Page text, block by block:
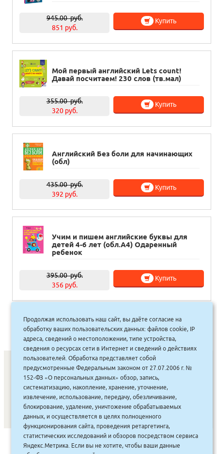
945.00руб.
851 руб.
Купить
Мой первый английский Lets count!
Давай посчитаем! 230 слов (тв.мал)
355.00руб.
320 руб.
Купить
Английский Без боли для начинающих
(обл)
435.00руб.
392 руб.
Купить
Учим и пишем английские буквы для
детей 4-6 лет (обл.А4) Одаренный
ребенок
395.00руб.
356 руб.
Купить
1 2 3 »
СОНУННАР|КОМПАНИЯ ТУҺУНАН| МАҔАҺЫЫННАР
АКЦИЯЛАР|ДИСКОНТНАЙ СИСТЕМА|ЮРИДИЧЕСКАЙ
ВАКАНСИЯЛАР|
САЙТ СОЗДАН:
. ИНФОРМАЦИОННЫЕ
ТЕХНОЛОГИИ
Продолжая использовать наш сайт, вы даёте согласие на
обработку ваших пользовательских данных: файлов cookie, IP
адреса, сведений о местоположении, типе устройства,
сведения о ресурсах сети в Интернет и сведений о действиях
пользователей. Обработка представляет собой
предусмотренные Федеральным законом от 27.07.2006 г. №
152-ФЗ «О персональных данных» обзор, запись,
систематизацию, накопление, хранение, уточнение,
извлечение, использование, передачу, обезличивание,
блокирование, удаление, уничтожение обрабатываемых
данных, и осуществляется в целях полноценного
функционирования сайта, проведения ретаргетинга,
статистических исследований и обзоров посредством сервиса
Яндекс.Метрика. Если вы не хотите, чтобы ваши данные